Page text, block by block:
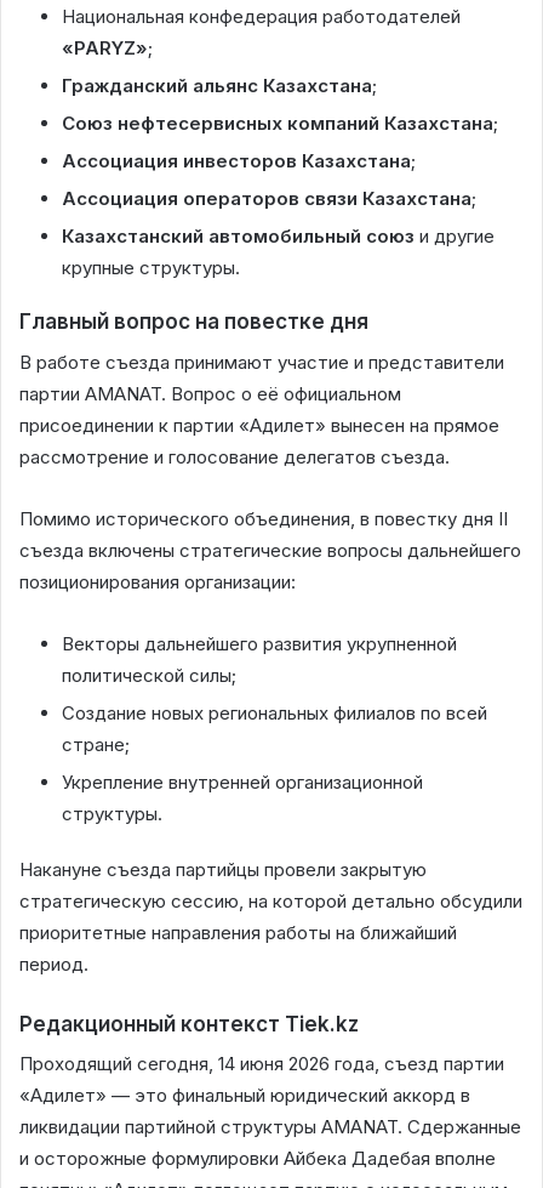
Национальная конфедерация работодателей
«PARYZ»;
Гражданский альянс Казахстана;
Союз нефтесервисных компаний Казахстана;
Ассоциация инвесторов Казахстана;
Ассоциация операторов связи Казахстана;
Казахстанский автомобильный союз и другие
крупные структуры.
Главный вопрос на повестке дня
В работе съезда принимают участие и представители
партии AMANAT. Вопрос о её официальном
присоединении к партии «Адилет» вынесен на прямое
рассмотрение и голосование делегатов съезда.
Помимо исторического объединения, в повестку дня II
съезда включены стратегические вопросы дальнейшего
позиционирования организации:
Векторы дальнейшего развития укрупненной
политической силы;
Создание новых региональных филиалов по всей
стране;
Укрепление внутренней организационной
структуры.
Накануне съезда партийцы провели закрытую
стратегическую сессию, на которой детально обсудили
приоритетные направления работы на ближайший
период.
Редакционный контекст Tiek.kz
Проходящий сегодня, 14 июня 2026 года, съезд партии
«Адилет» — это финальный юридический аккорд в
ликвидации партийной структуры AMANAT. Сдержанные
и осторожные формулировки Айбека Дадебая вполне